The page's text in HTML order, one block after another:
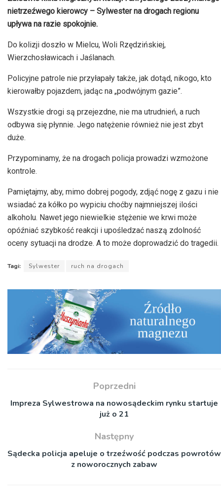
nietrzeźwego kierowcy – Sylwester na drogach regionu
upływa na razie spokojnie.
Do kolizji doszło w Mielcu, Woli Rzędzińskiej,
Wierzchosławicach i Jaślanach.
Policyjne patrole nie przyłapały także, jak dotąd, nikogo, kto
kierowałby pojazdem, jadąc na „podwójnym gazie”.
Wszystkie drogi są przejezdne, nie ma utrudnień, a ruch
odbywa się płynnie. Jego natężenie również nie jest zbyt
duże.
Przypominamy, że na drogach policja prowadzi wzmożone
kontrole.
Pamiętajmy, aby, mimo dobrej pogody, zdjąć nogę z gazu i nie
wsiadać za kółko po wypiciu choćby najmniejszej ilości
alkoholu. Nawet jego niewielkie stężenie we krwi może
opóźniać szybkość reakcji i upośledzać naszą zdolność
oceny sytuacji na drodze. A to może doprowadzić do tragedii.
Tagi: Sylwester ruch na drogach
Poprzedni
Impreza Sylwestrowa na nowosądeckim rynku startuje
już o 21
Następny
Sądecka policja apeluje o trzeźwość podczas powrotów
z noworocznych zabaw